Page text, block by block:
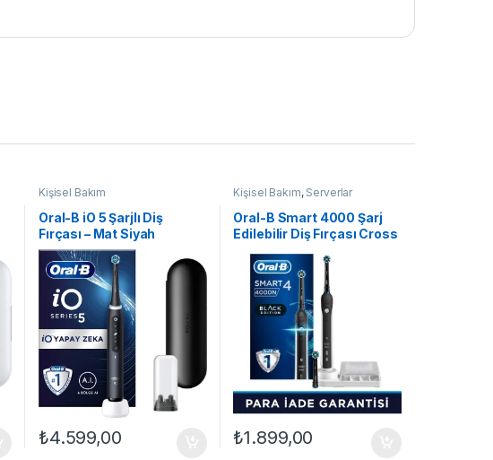
Kişisel Bakım
Oral-B iO 5 Şarjlı Diş
Fırçası – Mat Siyah
₺4.599,00
Kişisel Bakım, Serverlar
Oral-B Smart 4000 Şarj
Edilebilir Diş Fırçası Cross
₺1.899,00